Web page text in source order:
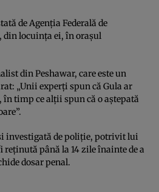
de Agenţia Federală de
locuinţa ei, în oraşul
din Peshawar, care este un
„Unii experţi spun că Gula ar
în timp ce alţii spun că o aştepată
investigată de poliţie, potrivit lui
reţinută până la 14 zile înainte de a
dosar penal.